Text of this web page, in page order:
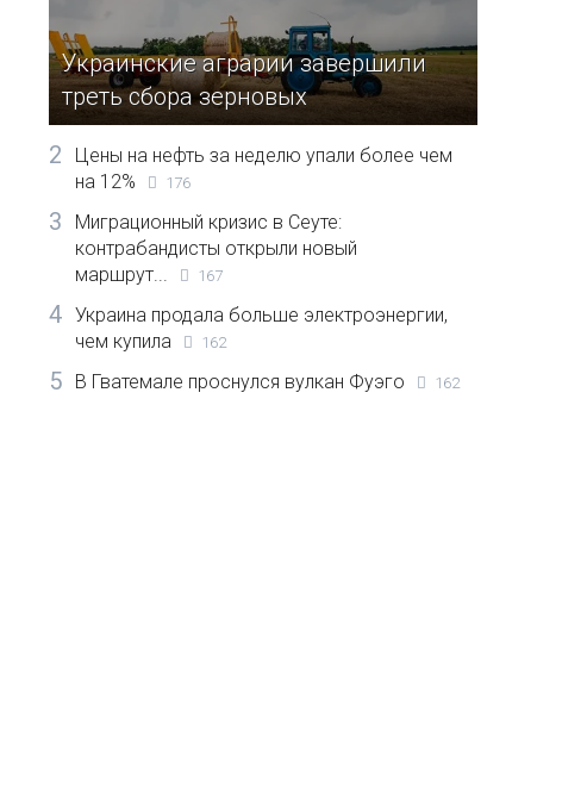
Украинские аграрии завершили
треть сбора зерновых
2
Цены на нефть за неделю упали более чем
на 12%
176
3
Миграционный кризис в Сеуте:
контрабандисты открыли новый
маршрут...
167
4
Украина продала больше электроэнергии,
чем купила
162
5 В Гватемале проснулся вулкан Фуэго 162